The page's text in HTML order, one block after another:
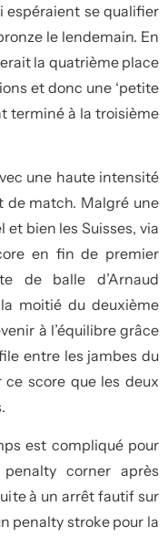
espéraient se qualifier
le lendemain. En
la quatrième place
et donc une ‘petite
terminé à la troisième
une haute intensité
de match. Malgré une
bien les Suisses, via
en fin de premier
de balle d’Arnaud
moitié du deuxième
à l’équilibre grâce
entre les jambes du
ce score que les deux
est compliqué pour
corner après
à un arrêt fautif sur
penalty stroke pour la